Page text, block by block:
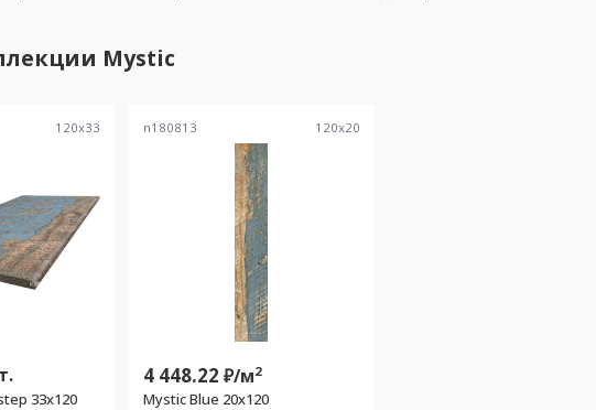
Mystic
120x33
33x120
n180813 120x20
4 448.22 ₽/м2
Mystic Blue 20x120